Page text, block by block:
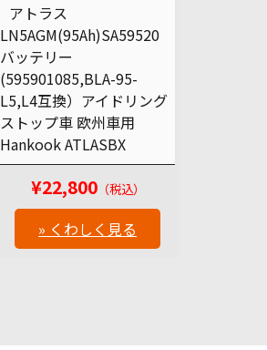
アトラス
LN5AGM(95Ah)SA59520
バッテリー
(595901085,BLA-95-
L5,L4互換）アイドリング
ストップ車 欧州車用
Hankook ATLASBX
¥22,800（税込）
» くわしく見る